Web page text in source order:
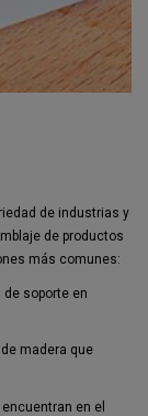
de industrias y
de productos
más comunes:
soporte en
madera que
en el